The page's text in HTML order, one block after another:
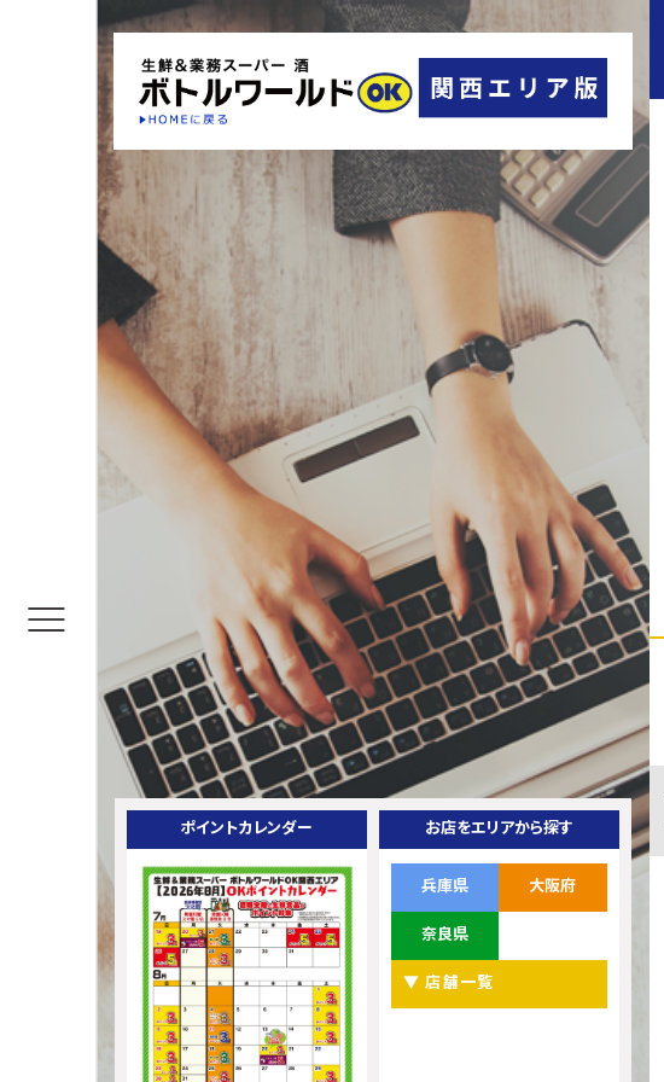
ポイントカレンダー お店をエリアから探す
兵庫県 大阪府
奈良県
▼ 店舗一覧